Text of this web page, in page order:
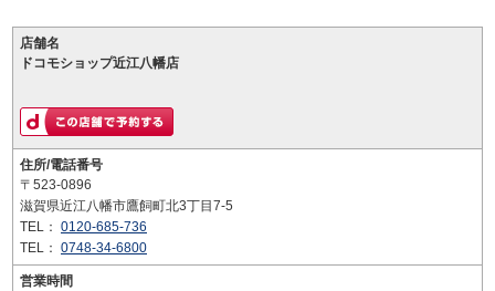
店舗名
ドコモショップ近江八幡店
住所/電話番号
〒523-0896
滋賀県近江八幡市鷹飼町北3丁目7-5
TEL： 0120-685-736
TEL： 0748-34-6800
営業時間